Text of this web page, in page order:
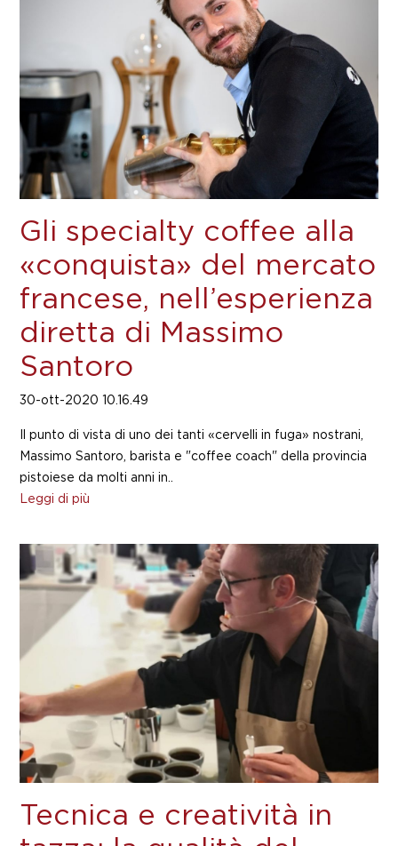
Gli specialty coffee alla
«conquista» del mercato
francese, nell’esperienza
diretta di Massimo
Santoro
30-ott-2020 10.16.49
Il punto di vista di uno dei tanti «cervelli in fuga» nostrani,
Massimo Santoro, barista e "coffee coach" della provincia
pistoiese da molti anni in..
Leggi di più
Tecnica e creatività in